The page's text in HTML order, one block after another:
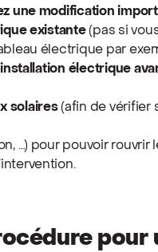
une modification
existante(pas si
électrique par
électrique
solaires(afin de vérifier
…) pour pouvoir rouvrir
pour